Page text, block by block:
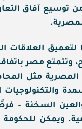
من توسيع آفاق
لتعميق العلاقات
وتتمتع مصر
مثل
والتكنولوجيات
والعين السخنة –
ويمكن